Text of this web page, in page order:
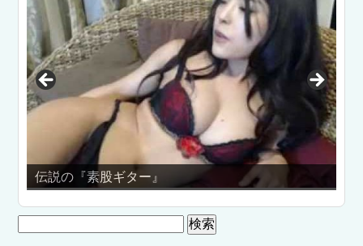
伝説の『素股ギター』
索: